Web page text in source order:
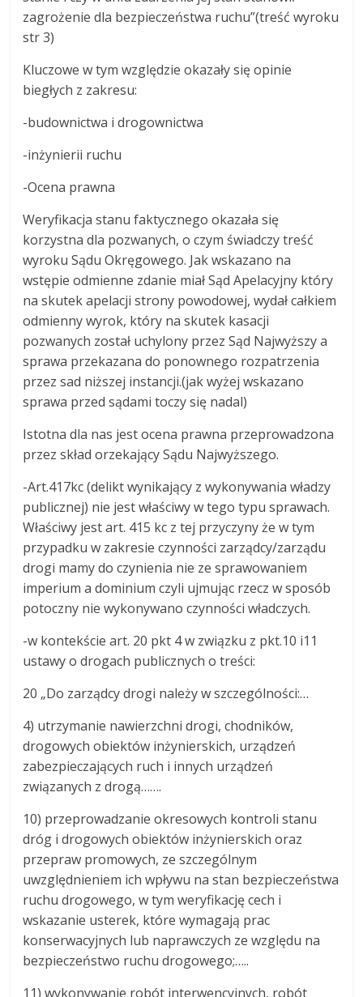
zagrożenie dla bezpieczeństwa ruchu”(treść wyroku
str 3)
Kluczowe w tym względzie okazały się opinie
biegłych z zakresu:
-budownictwa i drogownictwa
-inżynierii ruchu
-Ocena prawna
Weryfikacja stanu faktycznego okazała się
korzystna dla pozwanych, o czym świadczy treść
wyroku Sądu Okręgowego. Jak wskazano na
wstępie odmienne zdanie miał Sąd Apelacyjny który
na skutek apelacji strony powodowej, wydał całkiem
odmienny wyrok, który na skutek kasacji
pozwanych został uchylony przez Sąd Najwyższy a
sprawa przekazana do ponownego rozpatrzenia
przez sad niższej instancji.(jak wyżej wskazano
sprawa przed sądami toczy się nadal)
Istotna dla nas jest ocena prawna przeprowadzona
przez skład orzekający Sądu Najwyższego.
-Art.417kc (delikt wynikający z wykonywania władzy
publicznej) nie jest właściwy w tego typu sprawach.
Właściwy jest art. 415 kc z tej przyczyny że w tym
przypadku w zakresie czynności zarządcy/zarządu
drogi mamy do czynienia nie ze sprawowaniem
imperium a dominium czyli ujmując rzecz w sposób
potoczny nie wykonywano czynności władczych.
-w kontekście art. 20 pkt 4 w związku z pkt.10 i11
ustawy o drogach publicznych o treści:
20 „Do zarządcy drogi należy w szczególności:…
4) utrzymanie nawierzchni drogi, chodników,
drogowych obiektów inżynierskich, urządzeń
zabezpieczających ruch i innych urządzeń
związanych z drogą…….
10) przeprowadzanie okresowych kontroli stanu
dróg i drogowych obiektów inżynierskich oraz
przepraw promowych, ze szczególnym
uwzględnieniem ich wpływu na stan bezpieczeństwa
ruchu drogowego, w tym weryfikację cech i
wskazanie usterek, które wymagają prac
konserwacyjnych lub naprawczych ze względu na
bezpieczeństwo ruchu drogowego;…..
11) wykonywanie robót interwencyjnych, robót